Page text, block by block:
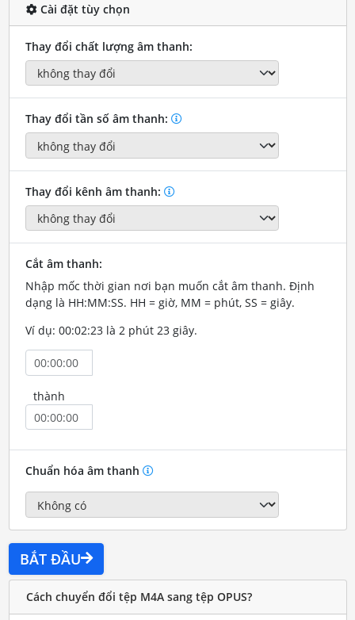
Cài đặt tùy chọn
Thay đổi chất lượng âm thanh:
Thay đổi tần số âm thanh:
Thay đổi kênh âm thanh:
Cắt âm thanh:
Nhập mốc thời gian nơi bạn muốn cắt âm thanh. Định
dạng là HH:MM:SS. HH = giờ, MM = phút, SS = giây.
Ví dụ: 00:02:23 là 2 phút 23 giây.
thành
Chuẩn hóa âm thanh
BẮT ĐẦU
Cách chuyển đổi tệp M4A sang tệp OPUS?